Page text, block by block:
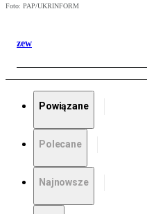
Foto: PAP/UKRINFORM
zew
Powiązane
Polecane
Najnowsze